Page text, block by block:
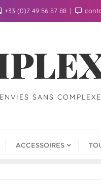
+33 (0)7 49 56 87 88
SANS COMPLEXE
ACCESSOIRES